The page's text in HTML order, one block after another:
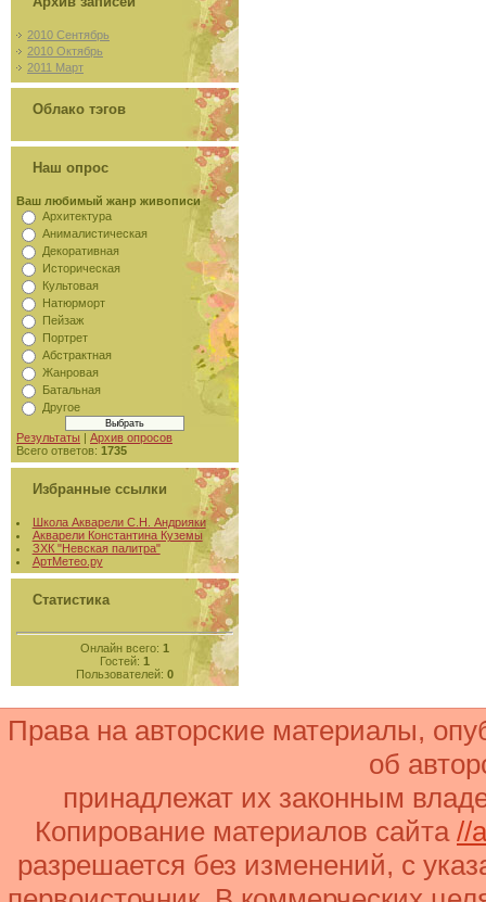
2010 Сентябрь
2010 Октябрь
2011 Март
Облако тэгов
Наш опрос
Ваш любимый жанр живописи
Архитектура
Анималистическая
Декоративная
Историческая
Культовая
Натюрморт
Пейзаж
Портрет
Абстрактная
Жанровая
Батальная
Другое
Результаты | Архив опросов
Всего ответов: 1735
Избранные ссылки
Школа Акварели С.Н. Андрияки
Акварели Константина Куземы
ЗХК "Невская палитра"
АртМетео.ру
Статистика
Онлайн всего: 1
Гостей: 1
Пользователей: 0
Права на авторские материалы,
об
принадлежат их законным
Копирование материалов сайта //
разрешается без изменений, с